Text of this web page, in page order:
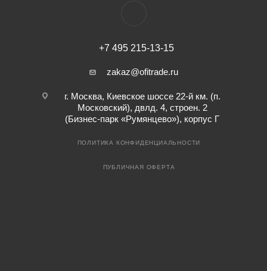
+7 495 215-13-15
zakaz@ofitrade.ru
г. Москва, Киевское шоссе 22-й км. (п.
Московский), двлд. 4, строен. 2
(Бизнес-парк «Румянцево»), корпус Г
ПОЛИТИКА КОНФИДЕНЦИАЛЬНОСТИ
ПУБЛИЧНАЯ ОФЕРТА